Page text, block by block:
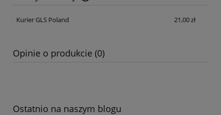
Cena nie zawiera ewentualnych kosztów płatności
Kurier GLS Poland
21,00 zł
Opinie o produkcie (0)
Ostatnio na naszym blogu